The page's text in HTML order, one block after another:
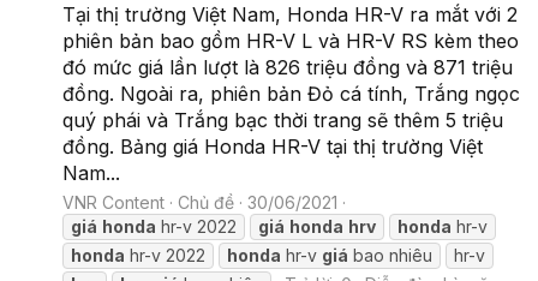
Tại thị trường Việt Nam, Honda HR-V ra mắt với 2
phiên bản bao gồm HR-V L và HR-V RS kèm theo
đó mức giá lần lượt là 826 triệu đồng và 871 triệu
đồng. Ngoài ra, phiên bản Đỏ cá tính, Trắng ngọc
quý phái và Trắng bạc thời trang sẽ thêm 5 triệu
đồng. Bảng giá Honda HR-V tại thị trường Việt
Nam...
VNR Content Chủ đề
30/06/2021
giá honda hr-v 2022 giá honda hrv honda hr-v
honda hr-v 2022 honda hr-v giá bao nhiêu
hr-v